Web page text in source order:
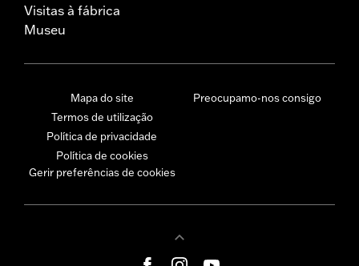
Visitas à fábrica
Museu
Mapa do site
Termos de utilização
Política de privacidade
Política de cookies
Gerir preferências de cookies
Preocupamo-nos consigo